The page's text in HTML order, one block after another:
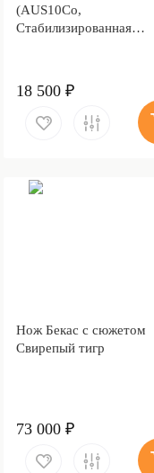
(AUS10Co,
Стабилизированная
18 500 ₽
Нож Бекас с сюжетом
Свирепый тигр
73 000 ₽